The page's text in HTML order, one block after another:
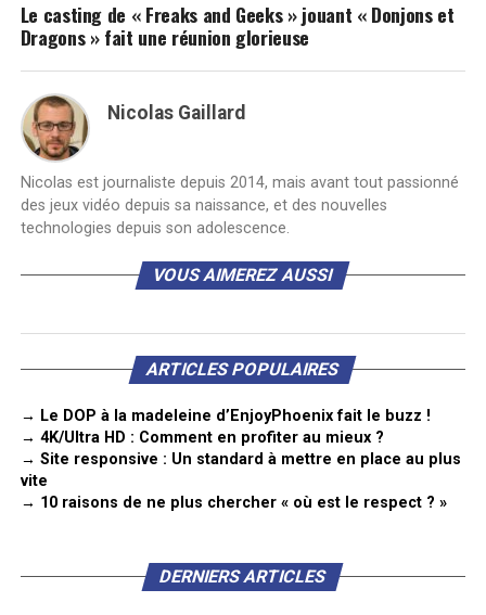
Le casting de « Freaks and Geeks » jouant « Donjons et
Dragons » fait une réunion glorieuse
Nicolas Gaillard
Nicolas est journaliste depuis 2014, mais avant tout passionné
des jeux vidéo depuis sa naissance, et des nouvelles
technologies depuis son adolescence.
VOUS AIMEREZ AUSSI
ARTICLES POPULAIRES
→ Le DOP à la madeleine d’EnjoyPhoenix fait le buzz !
→ 4K/Ultra HD : Comment en profiter au mieux ?
→ Site responsive : Un standard à mettre en place au plus
vite
→ 10 raisons de ne plus chercher « où est le respect ? »
DERNIERS ARTICLES